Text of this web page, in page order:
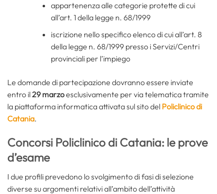
appartenenza alle categorie protette di cui
all’art. 1 della legge n. 68/1999
iscrizione nello specifico elenco di cui all’art. 8
della legge n. 68/1999 presso i Servizi/Centri
provinciali per l’impiego
Le domande di partecipazione dovranno essere inviate
entro il29 marzoesclusivamente per via telematica tramite
la piattaforma informatica attivata sul sito del Policlinico di
Catania.
Concorsi Policlinico di Catania: le prove
d’esame
I due profili prevedono lo svolgimento di fasi di selezione
diverse su argomenti relativi all’ambito dell’attività